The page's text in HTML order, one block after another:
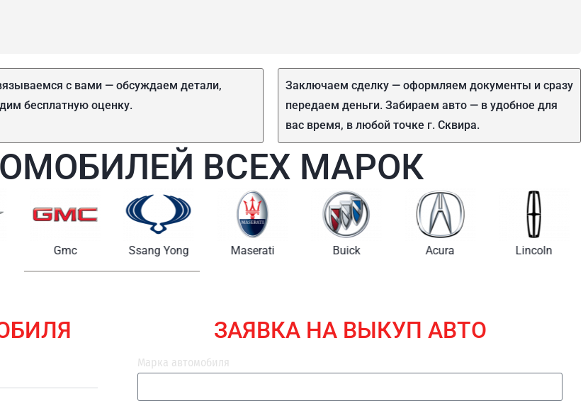
с вами — обсуждаем детали,
бесплатную оценку.
Заключаем сделку — оформляем документы и сразу
передаем деньги. Забираем авто — в удобное для
вас время, в любой точке г. Сквира.
ВСЕХ МАРОК
Gmc Ssang Yong Maserati Buick Acura Lincoln
ЗАЯВКА НА ВЫКУП АВТО
Марка автомобиля